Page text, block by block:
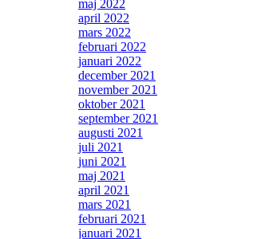
maj 2022
april 2022
mars 2022
februari 2022
januari 2022
december 2021
november 2021
oktober 2021
september 2021
augusti 2021
juli 2021
juni 2021
maj 2021
april 2021
mars 2021
februari 2021
januari 2021